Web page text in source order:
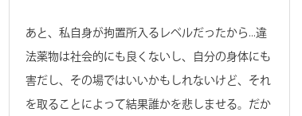
あと、私自身が拘置所入るレベルだったから…違
法薬物は社会的にも良くないし、自分の身体にも
害だし、その場ではいいかもしれないけど、それ
を取ることによって結果誰かを悲しませる。だか